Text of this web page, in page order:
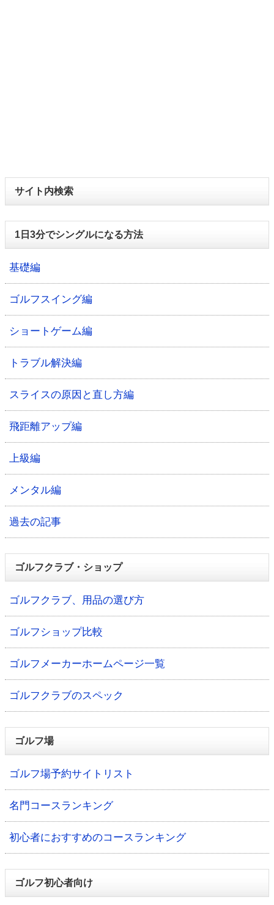
サイト内検索
1日3分でシングルになる方法
基礎編
ゴルフスイング編
ショートゲーム編
トラブル解決編
スライスの原因と直し方編
飛距離アップ編
上級編
メンタル編
過去の記事
ゴルフクラブ・ショップ
ゴルフクラブ、用品の選び方
ゴルフショップ比較
ゴルフメーカーホームページ一覧
ゴルフクラブのスペック
ゴルフ場
ゴルフ場予約サイトリスト
名門コースランキング
初心者におすすめのコースランキング
ゴルフ初心者向け